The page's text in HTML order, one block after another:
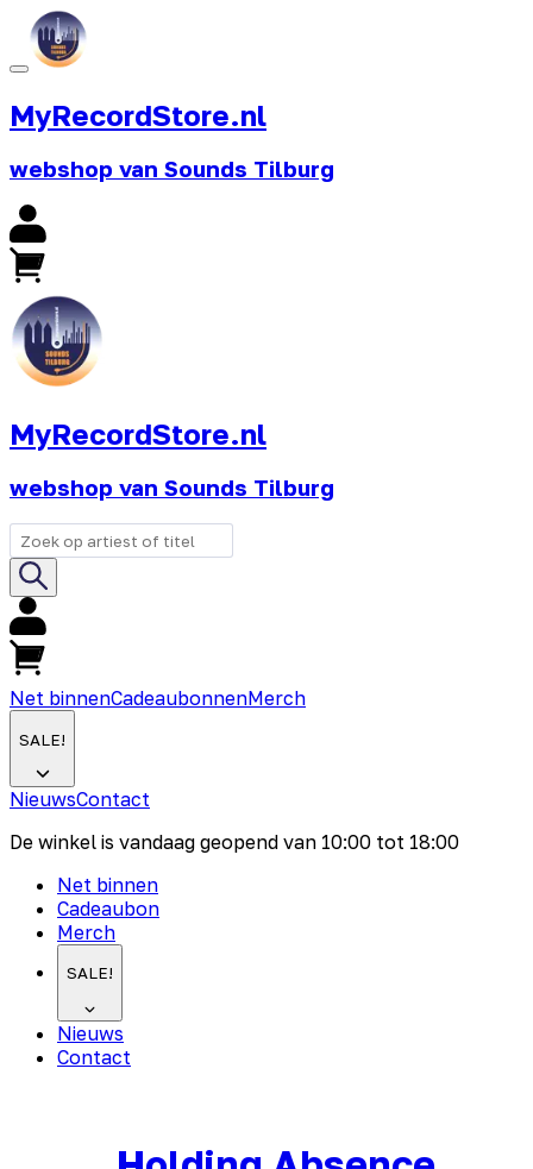
MyRecordStore.nl
webshop van Sounds Tilburg
MyRecordStore.nl
webshop van Sounds Tilburg
Net binnenCadeaubonnenMerch
SALE!
NieuwsContact
De winkel is vandaag geopend van 10:00 tot 18:00
Net binnen
Cadeaubon
Merch
SALE!
Nieuws
Contact